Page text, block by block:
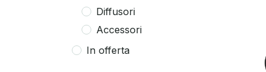
Diffusori
Accessori
In offerta